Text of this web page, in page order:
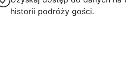
historii podróży gości.